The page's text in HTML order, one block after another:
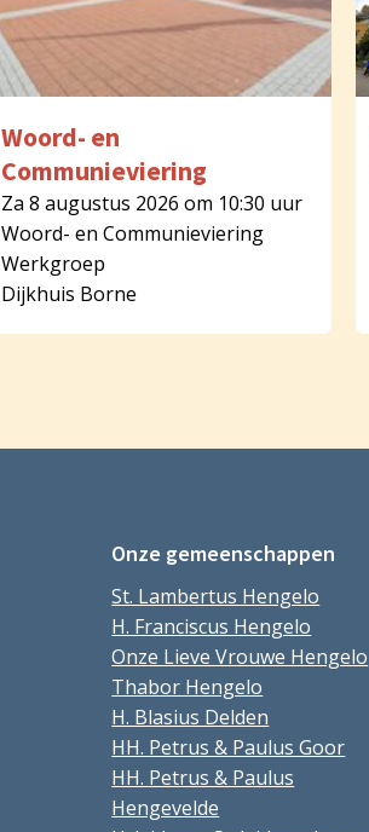
Woord- en
Communieviering
Za 8 augustus 2026 om 10:30 uur
Woord- en Communieviering
Werkgroep
Dijkhuis Borne
Onze gemeenschappen
St. Lambertus Hengelo
H. Franciscus Hengelo
Onze Lieve Vrouwe Hengelo
Thabor Hengelo
H. Blasius Delden
HH. Petrus & Paulus Goor
HH. Petrus & Paulus
Hengevelde